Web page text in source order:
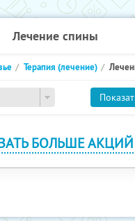
Лечение спины
Терапия (лечение)
БОЛЬШЕ АКЦИЙ